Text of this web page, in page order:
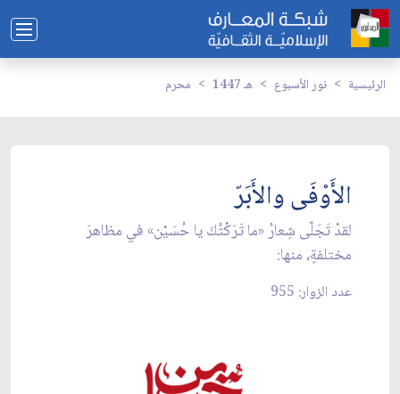
الرئيسية نور الأسبوع 1447 هـ محرم
الأَوْفَى والأَبَرّ
لقدْ تَجَلّى شِعارُ «ما تَرَكْتُكَ يا حُسَيْن» في مظاهرَ
مختلفةٍ، منها:
عدد الزوار: 955